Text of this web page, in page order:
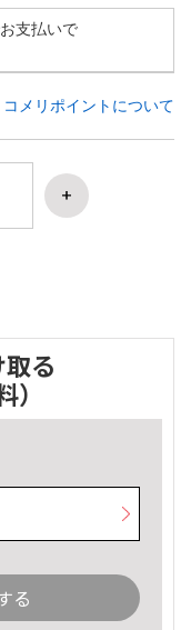
支払いで
コメリポイントについて
る
）
る